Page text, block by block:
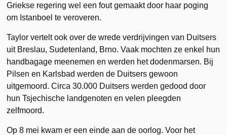
Griekse regering wel een fout gemaakt door haar poging
om Istanboel te veroveren.
Taylor vertelt ook over de wrede verdrijvingen van Duitsers
uit Breslau, Sudetenland, Brno. Vaak mochten ze enkel hun
handbagage meenemen en werden het dodenmarsen. Bij
Pilsen en Karlsbad werden de Duitsers gewoon
uitgemoord. Circa 30.000 Duitsers werden gedood door
hun Tsjechische landgenoten en velen pleegden
zelfmoord.
Op 8 mei kwam er een einde aan de oorlog. Voor het